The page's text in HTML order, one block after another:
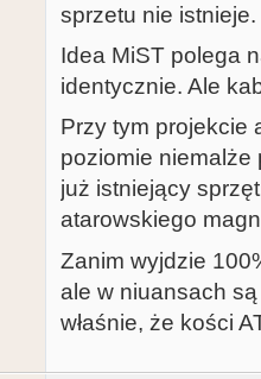
sprzetu nie istnieje.
Idea MiST polega
identycznie. Ale
Przy tym projekcie
poziomie niemalże
już istniejący
atarowskiego
Zanim wyjdzie
ale w niuansach
właśnie, że kości